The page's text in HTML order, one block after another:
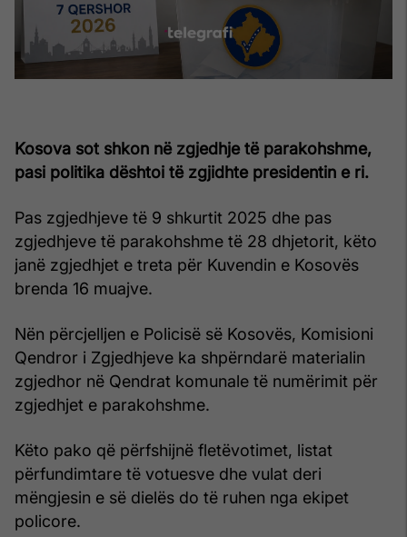
Kosova sot shkon në zgjedhje të parakohshme,
pasi politika dështoi të zgjidhte presidentin e ri.
Pas zgjedhjeve të 9 shkurtit 2025 dhe pas
zgjedhjeve të parakohshme të 28 dhjetorit, këto
janë zgjedhjet e treta për Kuvendin e Kosovës
brenda 16 muajve.
Nën përcjelljen e Policisë së Kosovës, Komisioni
Qendror i Zgjedhjeve ka shpërndarë materialin
zgjedhor në Qendrat komunale të numërimit për
zgjedhjet e parakohshme.
Këto pako që përfshijnë fletëvotimet, listat
përfundimtare të votuesve dhe vulat deri
mëngjesin e së dielës do të ruhen nga ekipet
policore.